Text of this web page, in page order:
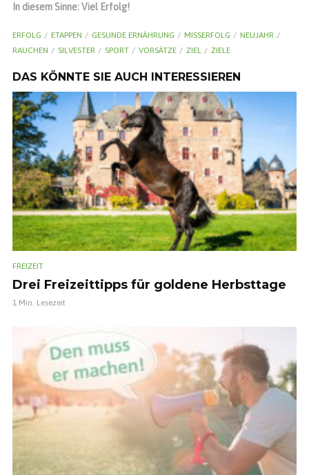
In diesem Sinne: Viel Erfolg!
ERFOLG ETAPPEN GESUNDE ERNÄHRUNG MISSERFOLG
NEUJAHR
RAUCHEN
SILVESTER SPORT VORSÄTZE ZIEL ZIELE
DAS KÖNNTE SIE AUCH INTERESSIEREN
FREIZEIT
Drei Freizeittipps für goldene Herbsttage
1 Min. Lesezeit